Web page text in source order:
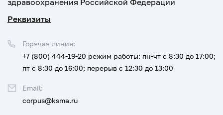
здравоохранения Российской Федерации
Реквизиты
Горячая линия:
+7 (800) 444-19-20 режим работы: пн-чт с 8:30 до 17:00;
пт с 8:30 до 16:00; перерыв с 12:30 до 13:00
Email:
corpus@ksma.ru